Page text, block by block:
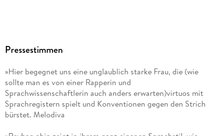
Pressestimmen
»Hier begegnet uns eine unglaublich starke Frau, die (wie
sollte man es von einer Rapperin und
Sprachwissenschaftlerin auch anders erwarten)virtuos mit
Sprachregistern spielt und Konventionen gegen den Strich
bürstet. Melodiva